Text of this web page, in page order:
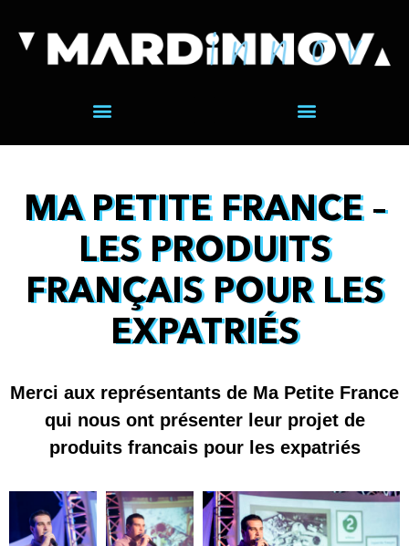
MA PETITE FRANCE –
LES PRODUITS
FRANÇAIS POUR LES
EXPATRIÉS
Merci aux représentants de Ma Petite France
qui nous ont présenter leur projet de
produits francais pour les expatriés